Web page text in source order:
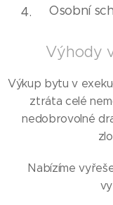
Osobní
Výhody
Výkup bytu v
ztráta celé
nedobrovolné
Nabízíme